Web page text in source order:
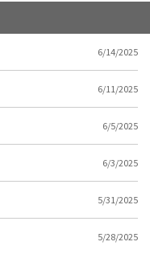
6/14/2025
6/11/2025
6/5/2025
6/3/2025
5/31/2025
5/28/2025